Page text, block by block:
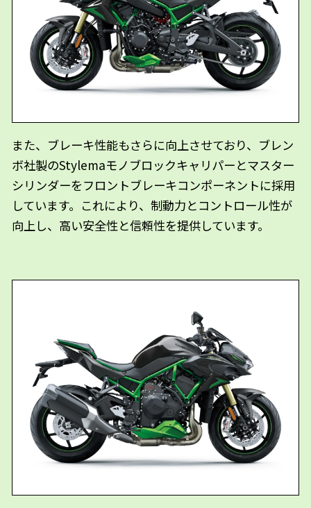
また、ブレーキ性能もさらに向上させており、ブレン
ボ社製のStylemaモノブロックキャリパーとマスター
シリンダーをフロントブレーキコンポーネントに採用
しています。これにより、制動力とコントロール性が
向上し、高い安全性と信頼性を提供しています。